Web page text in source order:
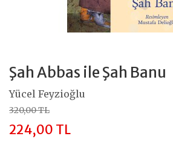
Şah Abbas ile Şah Banu
Yücel Feyzioğlu
320,00 TL
224,00 TL